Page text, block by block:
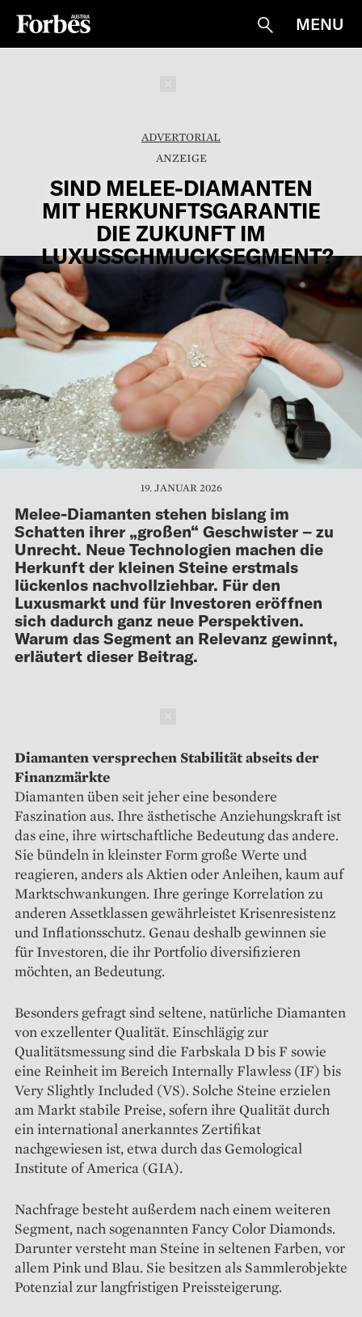
Suche
MENU
ADVERTORIAL
SIND MELEE-DIAMANTEN
MIT HERKUNFTSGARANTIE
DIE ZUKUNFT IM
LUXUSSCHMUCKSEGMENT?
19. JANUAR 2026
Melee-Diamanten stehen bislang im
Schatten ihrer „großen“ Geschwister – zu
Unrecht. Neue Technologien machen die
Herkunft der kleinen Steine erstmals
lückenlos nachvollziehbar. Für den
Luxusmarkt und für Investoren eröffnen
sich dadurch ganz neue Perspektiven.
Warum das Segment an Relevanz gewinnt,
erläutert dieser Beitrag.
Diamanten versprechen Stabilität abseits der
Finanzmärkte
Diamanten üben seit jeher eine besondere
Faszination aus. Ihre ästhetische Anziehungskraft ist
das eine, ihre wirtschaftliche Bedeutung das andere.
Sie bündeln in kleinster Form große Werte und
reagieren, anders als Aktien oder Anleihen, kaum auf
Marktschwankungen. Ihre geringe Korrelation zu
anderen Assetklassen gewährleistet Krisenresistenz
und Inflationsschutz. Genau deshalb gewinnen sie
für Investoren, die ihr Portfolio diversifizieren
möchten, an Bedeutung.
Besonders gefragt sind seltene, natürliche Diamanten
von exzellenter Qualität. Einschlägig zur
Qualitätsmessung sind die Farbskala D bis F sowie
eine Reinheit im Bereich Internally Flawless (IF) bis
Very Slightly Included (VS). Solche Steine erzielen
am Markt stabile Preise, sofern ihre Qualität durch
ein international anerkanntes Zertifikat
nachgewiesen ist, etwa durch das Gemological
Institute of America (GIA).
Nachfrage besteht außerdem nach einem weiteren
Segment, nach sogenannten Fancy Color Diamonds.
Darunter versteht man Steine in seltenen Farben, vor
allem Pink und Blau. Sie besitzen als Sammlerobjekte
Potenzial zur langfristigen Preissteigerung.